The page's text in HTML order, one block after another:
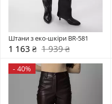
Штани з еко-шкіри BR-581
1 163 ₴ 1 939 ₴
- 40%